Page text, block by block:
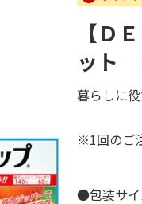
【Ｄ
ット
暮らしに
※1回のご
●包装サ